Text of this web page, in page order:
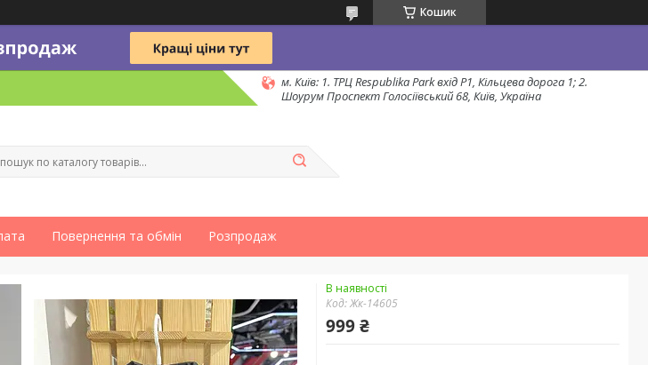
Кошик
м. Київ: 1. ТРЦ Respublika Park вхід P1, Кільцева дорога 1; 2.
Шоурум Проспект Голосіївський 68, Київ, Україна
Повернення та обмін Розпродаж
В наявності
Код:Жк-14605
999 ₴